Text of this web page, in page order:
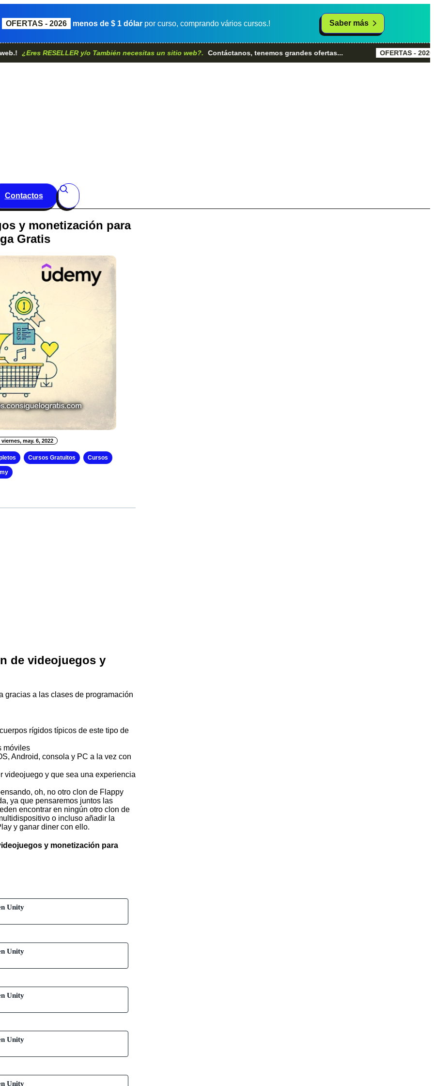
OFERTAS - 2026 menos de $ 1 dólarpor curso, comprando vários cursos.! Saber más
RESELLER y/o También necesitas un sitio web?. Contáctanos, tenemos grandes ofertas... OFERTAS - 2026
Contactos
y monetización para
Gratis
may. 6, 2022
Cursos Gratuitos Cursos
de videojuegos y
gracias a las clases de programación
rígidos típicos de este tipo de
móviles
Android, consola y PC a la vez con
videojuego y que sea una experiencia
oh, no otro clon de Flappy
ya que pensaremos juntos las
encontrar en ningún otro clon de
o incluso añadir la
y ganar diner con ello.
y monetización para
Unity
Unity
Unity
Unity
Unity